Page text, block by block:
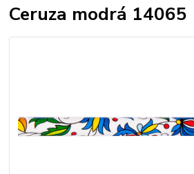
Ceruza modrá 14065